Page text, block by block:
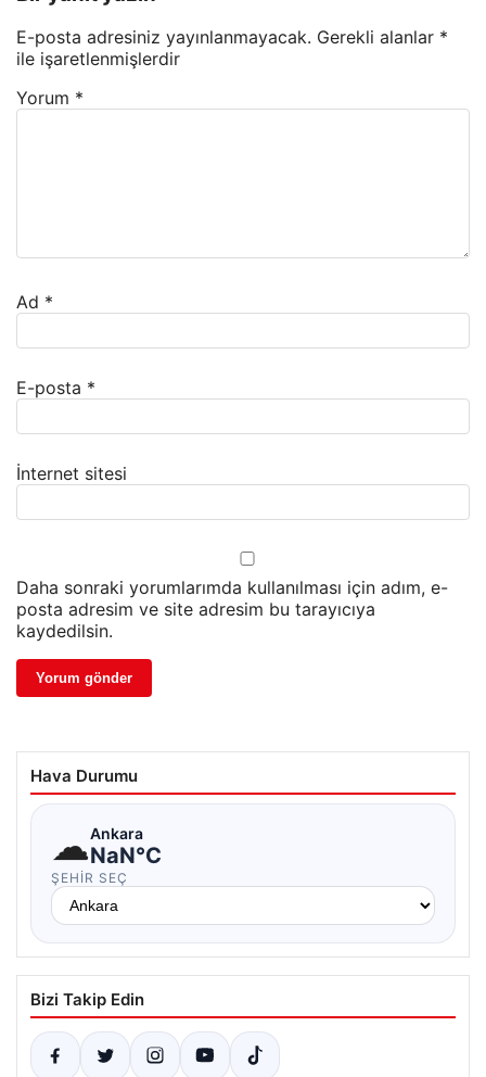
E-posta adresiniz yayınlanmayacak. Gerekli alanlar *
ile işaretlenmişlerdir
Yorum *
Ad *
E-posta *
İnternet sitesi
Daha sonraki yorumlarımda kullanılması için adım, e-
posta adresim ve site adresim bu tarayıcıya
kaydedilsin.
Hava Durumu
☁Ankara
NaN°C
ŞEHIR SEÇ
Bizi Takip Edin